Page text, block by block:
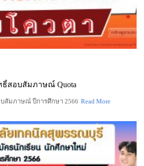
สอบสัมภาษณ์ Quota
สัมภาษณ์ ปีการศึกษา 2566 Read More